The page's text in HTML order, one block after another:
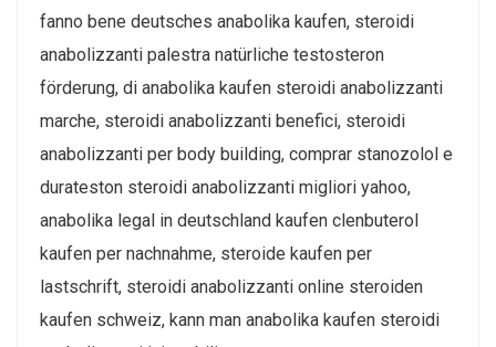
fanno bene deutsches anabolika kaufen, steroidi
anabolizzanti palestra natürliche testosteron
förderung, di anabolika kaufen steroidi anabolizzanti
marche, steroidi anabolizzanti benefici, steroidi
anabolizzanti per body building, comprar stanozolol e
durateston steroidi anabolizzanti migliori yahoo,
anabolika legal in deutschland kaufen clenbuterol
kaufen per nachnahme, steroide kaufen per
lastschrift, steroidi anabolizzanti online steroiden
kaufen schweiz, kann man anabolika kaufen steroidi